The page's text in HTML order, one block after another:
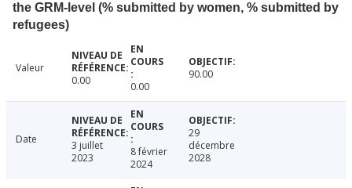
the GRM-level (% submitted by women, % submitted by
refugees)
Valeur
0.00
0.00
90.00
Date
3 juillet
2023
8 février
2024
29
décembre
2028